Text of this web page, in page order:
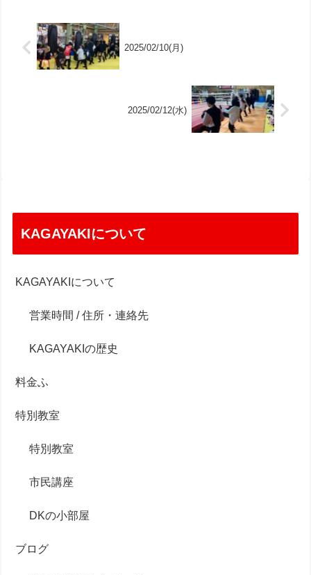
2025/02/10(月)
2025/02/12(水)
KAGAYAKIについて
KAGAYAKIについて
営業時間 / 住所・連絡先
KAGAYAKIの歴史
料金ふ
特別教室
特別教室
市民講座
DKの小部屋
ブログ